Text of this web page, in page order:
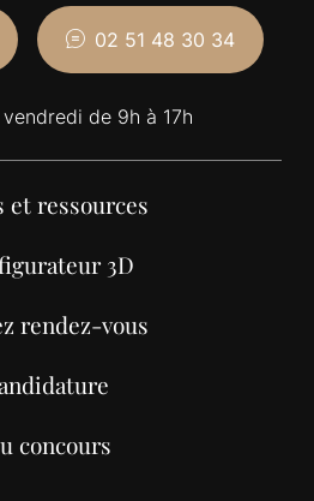
et ressources
3D
rendez-vous
concours
02 51 48 30 34
de 9h à 17h